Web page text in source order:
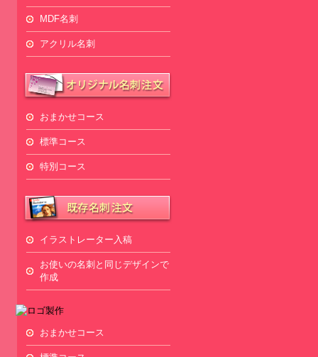
MDF名刺
アクリル名刺
おまかせコース
標準コース
特別コース
イラストレーター入稿
お使いの名刺と同じデザインで
作成
おまかせコース